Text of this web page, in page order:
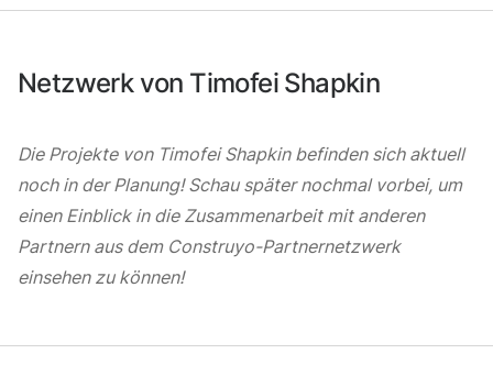
Netzwerk von Timofei Shapkin
Die Projekte von Timofei Shapkin befinden sich aktuell
noch in der Planung! Schau später nochmal vorbei, um
einen Einblick in die Zusammenarbeit mit anderen
Partnern aus dem Construyo-Partnernetzwerk
einsehen zu können!